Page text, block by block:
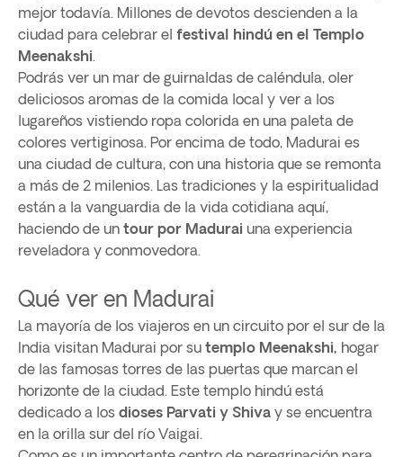
mejor todavía. Millones de devotos descienden a la
ciudad para celebrar el festival hindú en el Templo
Meenakshi.
Podrás ver un mar de guirnaldas de caléndula, oler
deliciosos aromas de la comida local y ver a los
lugareños vistiendo ropa colorida en una paleta de
colores vertiginosa. Por encima de todo, Madurai es
una ciudad de cultura, con una historia que se remonta
a más de 2 milenios. Las tradiciones y la espiritualidad
están a la vanguardia de la vida cotidiana aquí,
haciendo de un tour por Madurai una experiencia
reveladora y conmovedora.
Qué ver en Madurai
La mayoría de los viajeros en un circuito por el sur de la
India visitan Madurai por su templo Meenakshi, hogar
de las famosas torres de las puertas que marcan el
horizonte de la ciudad. Este templo hindú está
dedicado a los dioses Parvati y Shiva y se encuentra
en la orilla sur del río Vaigai.